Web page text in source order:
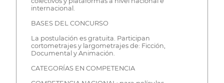
internacional.
BASES DEL CONCURSO
La postulación es gratuita. Participan
cortometrajes y largometrajes de: Ficción,
Documental y Animación.
CATEGORÍAS EN COMPETENCIA